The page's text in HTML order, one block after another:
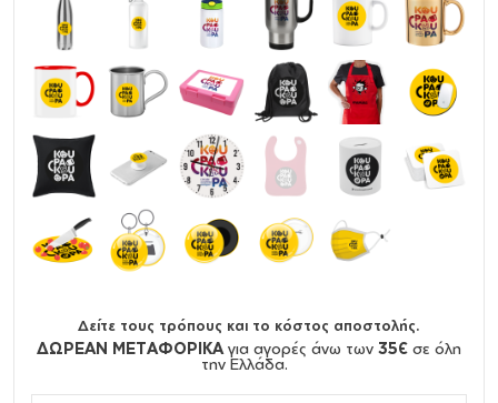
Δείτε τους τρόπους και το κόστος αποστολής.
ΔΩΡΕΑΝ ΜΕΤΑΦΟΡΙΚΑ για αγορές άνω των 35€ σε όλη
την Ελλάδα.